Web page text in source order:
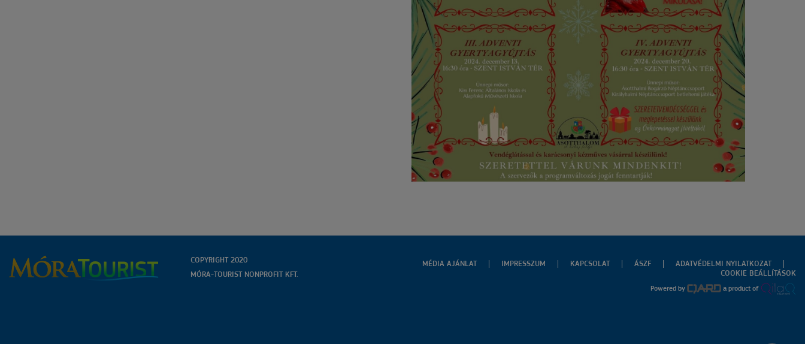
COPYRIGHT 2020
MÓRA-TOURIST NONPROFIT KFT.
MÉDIA AJÁNLAT IMPRESSZUM KAPCSOLAT ÁSZF
ADATVÉDELMI NYILATKOZAT
COOKIE BEÁLLÍTÁSOK
Powered by a product of